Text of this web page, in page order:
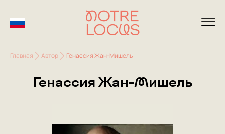
Главная Автор Генассия Жан-Мишель
Генассия Жан-Мишель